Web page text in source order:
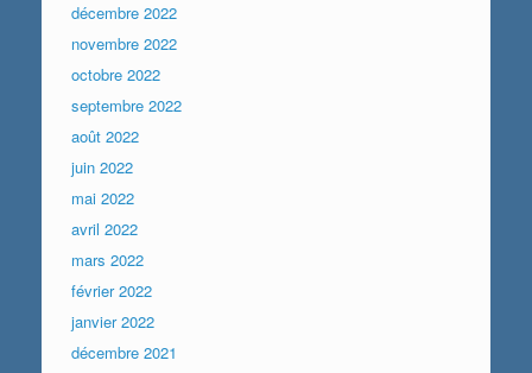
décembre 2022
novembre 2022
octobre 2022
septembre 2022
août 2022
juin 2022
mai 2022
avril 2022
mars 2022
février 2022
janvier 2022
décembre 2021